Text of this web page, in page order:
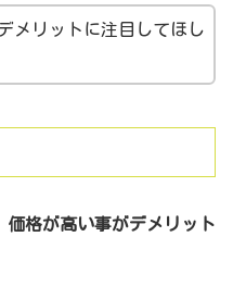
メリットに注目してほし
格が高い事がデメリット